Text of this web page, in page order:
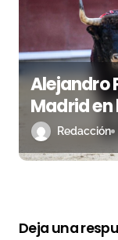
Alejandro
Madrid en
le escapó
Redacción
Deja una